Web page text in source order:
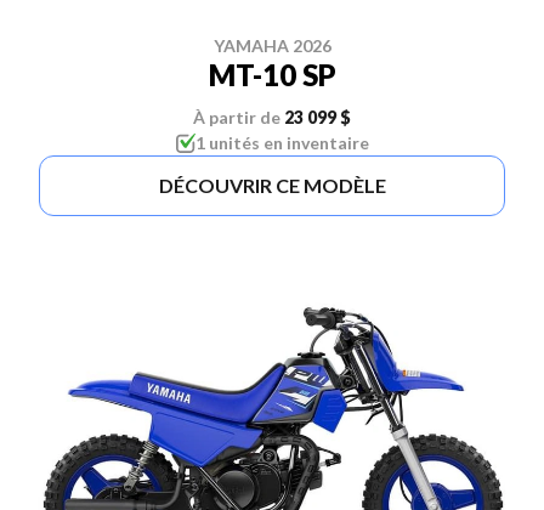
YAMAHA 2026
MT-10 SP
À partir de 23 099 $
1 unités en inventaire
DÉCOUVRIR CE MODÈLE